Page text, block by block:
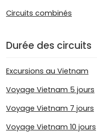
Circuits combinés
Durée des circuits
Excursions au Vietnam
Voyage Vietnam 5 jours
Voyage Vietnam 7 jours
Voyage Vietnam 10 jours